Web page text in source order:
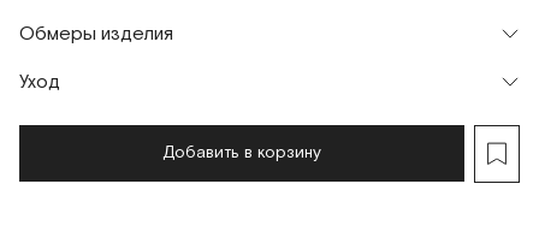
г. Москва, Малая Бронная 16
XS
г. Москва, Малая Бронная 24/3
XS
Обмеры изделия
Мерки, см
Уход
Добавить в корзину